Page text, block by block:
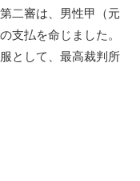
二審は、男性甲（元
支払を命じました。
として、最高裁判所